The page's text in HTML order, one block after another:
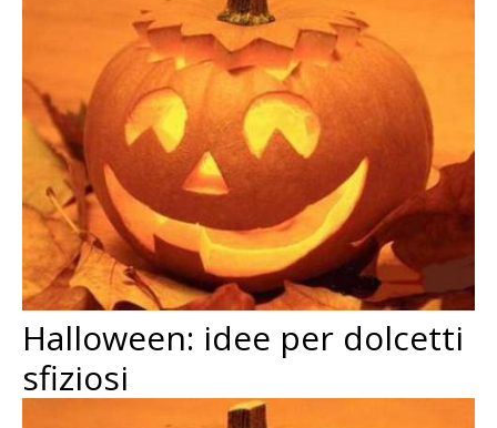
Halloween: idee per dolcetti
sfiziosi